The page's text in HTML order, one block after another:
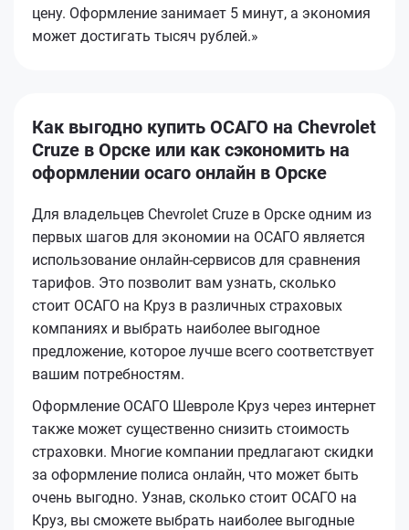
цену. Оформление занимает 5 минут, а экономия
может достигать тысяч рублей.»
Как выгодно купить ОСАГО на Chevrolet
Cruze в Орске или как сэкономить на
оформлении осаго онлайн в Орске
Для владельцев Chevrolet Cruze в Орске одним из
первых шагов для экономии на ОСАГО является
использование онлайн-сервисов для сравнения
тарифов. Это позволит вам узнать, сколько
стоит ОСАГО на Круз в различных страховых
компаниях и выбрать наиболее выгодное
предложение, которое лучше всего соответствует
вашим потребностям.
Оформление ОСАГО Шевроле Круз через интернет
также может существенно снизить стоимость
страховки. Многие компании предлагают скидки
за оформление полиса онлайн, что может быть
очень выгодно. Узнав, сколько стоит ОСАГО на
Круз, вы сможете выбрать наиболее выгодные